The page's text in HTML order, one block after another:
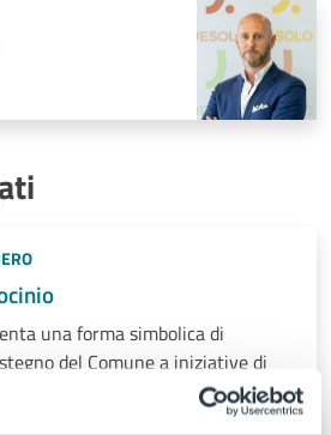
una forma simbolica di
del Comune a iniziative di
qualora rispondano a finalità
generale o statutarie.